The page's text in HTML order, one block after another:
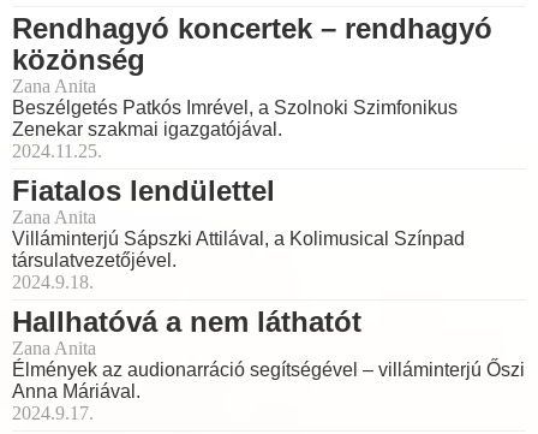
Rendhagyó koncertek – rendhagyó
közönség
Zana Anita
Beszélgetés Patkós Imrével, a Szolnoki Szimfonikus
Zenekar szakmai igazgatójával.
2024.11.25.
Fiatalos lendülettel
Zana Anita
Villáminterjú Sápszki Attilával, a Kolimusical Színpad
társulatvezetőjével.
2024.9.18.
Hallhatóvá a nem láthatót
Zana Anita
Élmények az audionarráció segítségével – villáminterjú Őszi
Anna Máriával.
2024.9.17.